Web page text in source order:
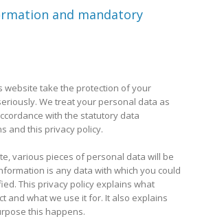
and mandatory
website take the protection of your
We treat your personal data as
with the statutory data
and this privacy policy.
various pieces of personal data will be
is any data with which you could
This privacy policy explains what
and what we use it for. It also explains
this happens.